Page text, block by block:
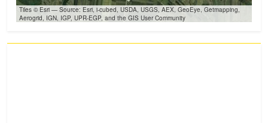
Tiles © Esri — Source: Esri, i-cubed, USDA, USGS, AEX, GeoEye, Getmapping,
Aerogrid, IGN, IGP, UPR-EGP, and the GIS User Community